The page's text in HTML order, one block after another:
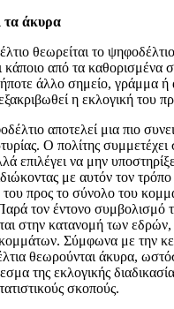
τα άκυρα
θεωρείται το
κάποιο από τα
άλλο σημείο, γράμμα ή
η εκλογική του
αποτελεί μια πιο
Ο πολίτης συμμετέχει
επιλέγει να μην
με αυτόν τον
προς το σύνολο του
τον έντονο συμβολισμό
στην κατανομή των εδρών,
Σύμφωνα με την
θεωρούνται άκυρα,
της εκλογικής
σκοπούς.